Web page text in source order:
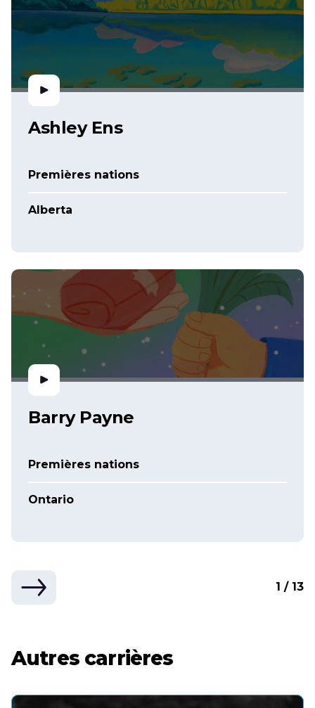
Ashley Ens
Premières nations
Alberta
Barry Payne
Premières nations
Ontario
1 / 13
Autres carrières